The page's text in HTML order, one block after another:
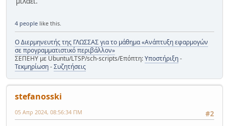
4 people like this.
Ο Διερμηνευτής της ΓΛΩΣΣΑΣ για το μάθημα «Ανάπτυξη εφαρμογών
σε προγραμματιστικό περιβάλλον»
ΣΕΠΕΗΥ με Ubuntu/LTSP/sch-scripts/Επόπτη:Υποστήριξη-
Τεκμηρίωση-Συζητήσεις
stefanosski
#2
05 Απρ 2024, 08:56:34 ΠΜ